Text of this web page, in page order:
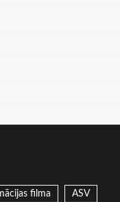
filma ASV